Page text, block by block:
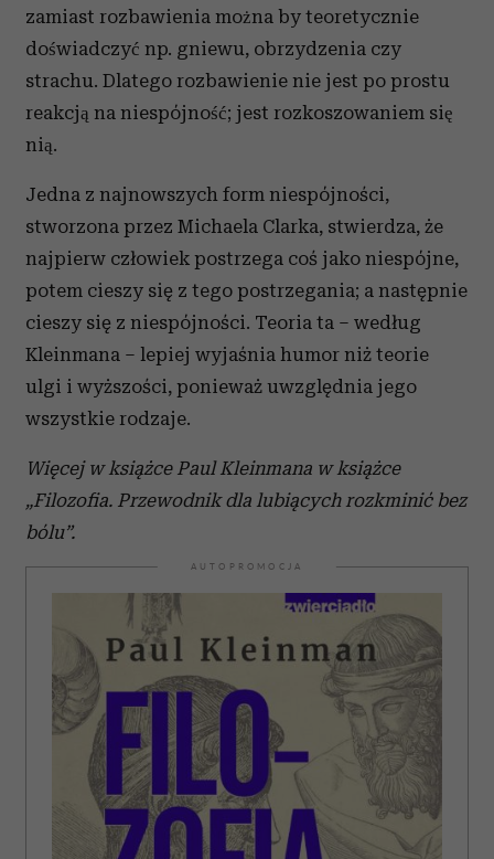
zamiast rozbawienia można by teoretycznie
doświadczyć np. gniewu, obrzydzenia czy
strachu. Dlatego rozbawienie nie jest po prostu
reakcją na niespójność; jest rozkoszowaniem się
nią.
Jedna z najnowszych form niespójności,
stworzona przez Mi­chaela Clarka, stwierdza, że
najpierw człowiek postrzega coś jako niespójne,
potem cieszy się z tego postrzegania; a następnie
cie­szy się z niespójności. Teoria ta – według
Kleinmana – lepiej wyjaśnia humor niż teorie
ulgi i wyższości, ponieważ uwzględnia jego
wszystkie rodzaje.
Więcej w książce Paul Kleinmana w książce
„Filozofia. Przewodnik dla lubiących rozkminić bez
bólu”.
AUTOPROMOCJA